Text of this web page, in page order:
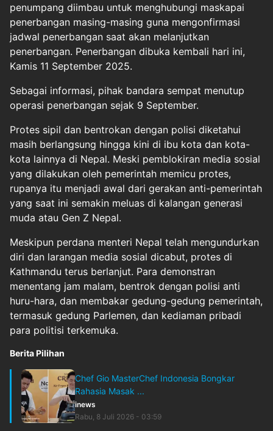
penumpang diimbau untuk menghubungi maskapai
penerbangan masing-masing guna mengonfirmasi
jadwal penerbangan saat akan melanjutkan
penerbangan. Penerbangan dibuka kembali hari ini,
Kamis 11 September 2025.
Sebagai informasi, pihak bandara sempat menutup
operasi penerbangan sejak 9 September.
Protes sipil dan bentrokan dengan polisi diketahui
masih berlangsung hingga kini di ibu kota dan kota-
kota lainnya di Nepal. Meski pemblokiran media sosial
yang dilakukan oleh pemerintah memicu protes,
rupanya itu menjadi awal dari gerakan anti-pemerintah
yang saat ini semakin meluas di kalangan generasi
muda atau Gen Z Nepal.
Meskipun perdana menteri Nepal telah mengundurkan
diri dan larangan media sosial dicabut, protes di
Kathmandu terus berlanjut. Para demonstran
menentang jam malam, bentrok dengan polisi anti
huru-hara, dan membakar gedung-gedung pemerintah,
termasuk gedung Parlemen, dan kediaman pribadi
para politisi terkemuka.
Berita Pilihan
Chef Gio MasterChef Indonesia Bongkar
Rahasia Masak ...
inews
Rabu, 8 Juli 2026 - 03:59